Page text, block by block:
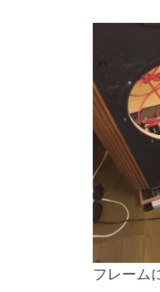
フレーム